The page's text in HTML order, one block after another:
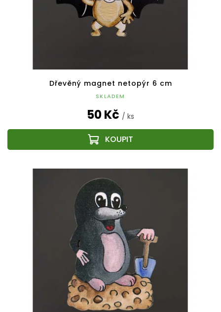
Dřevěný magnet netopýr 6 cm
SKLADEM
50 Kč / ks